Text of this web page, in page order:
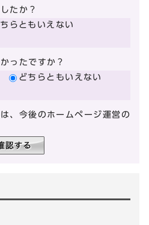
たか？
らともいえない
ったですか？
どちらともいえない
、今後のホームページ運営の